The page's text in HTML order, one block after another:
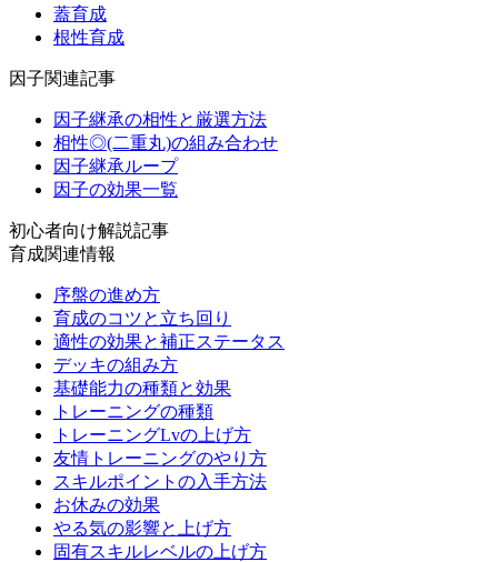
蓋育成
根性育成
因子関連記事
因子継承の相性と厳選方法
相性◎(二重丸)の組み合わせ
因子継承ループ
因子の効果一覧
初心者向け解説記事
育成関連情報
序盤の進め方
育成のコツと立ち回り
適性の効果と補正ステータス
デッキの組み方
基礎能力の種類と効果
トレーニングの種類
トレーニングLvの上げ方
友情トレーニングのやり方
スキルポイントの入手方法
お休みの効果
やる気の影響と上げ方
固有スキルレベルの上げ方